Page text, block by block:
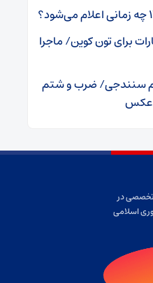
برای تون کوین/ ماجرا
سنندجی/ ضرب و شتم
عکس
تخصصی در
اسلامی